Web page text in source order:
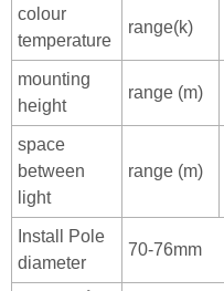
colour
temperature
range(k)
mounting
height
range (m)
space
between
light
range (m)
Install Pole
diameter
70-76mm